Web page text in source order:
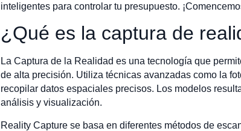
inteligentes para controlar tu presupuesto.
¿Qué es la captura de
La Captura de la Realidad es una tecnología que
de alta precisión. Utiliza técnicas avanzadas como la
recopilar datos espaciales precisos. Los modelos
análisis y visualización.
Reality Capture se basa en diferentes métodos de